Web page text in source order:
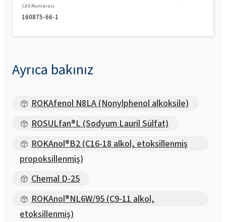
CAS Numarası.
160875-66-1
Ayrıca bakınız
ROKAfenol N8LA (Nonylphenol alkoksile)
ROSULfan®L (Sodyum Lauril Sülfat)
ROKAnol®B2 (C16-18 alkol, etoksillenmiş
propoksillenmiş)
Chemal D-25
ROKAnol®NL6W/95 (C9-11 alkol,
etoksillenmiş)